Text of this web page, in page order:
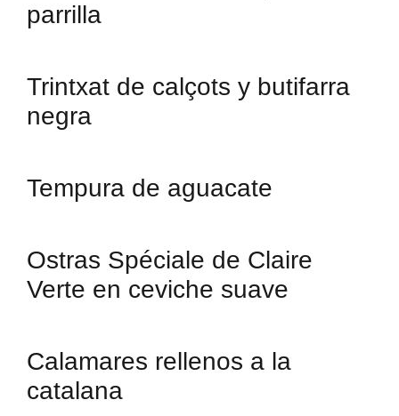
parrilla
Trintxat de calçots y butifarra
negra
Tempura de aguacate
Ostras Spéciale de Claire
Verte en ceviche suave
Calamares rellenos a la
catalana